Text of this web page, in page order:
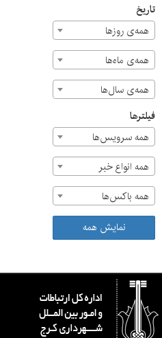
تاریخ
همه‌ی روزها
همه‌ی ماه‌ها
همه‌ی سال‌ها
فیلترها
همه سرویس‌ها
همه انواع خبر
همه باکس‌ها
نمایش همه